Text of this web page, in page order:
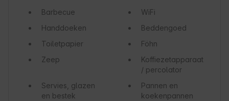
Barbecue
WiFi
Handdoeken
Beddengoed
Toiletpapier
Föhn
Zeep
Koffiezetapparaat
/ percolator
Servies, glazen
en bestek
Pannen en
koekenpannen